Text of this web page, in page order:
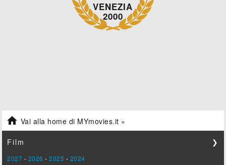
VENEZIA
2000
 Vai alla home di MYmovies.it »
Film ❯
2027 - 2026 -2025 - 2024